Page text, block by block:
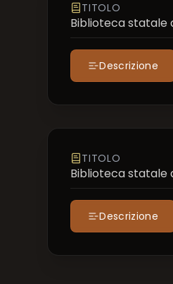
TITOLO
Biblioteca statale
Descrizione
TITOLO
Biblioteca statale
Descrizione